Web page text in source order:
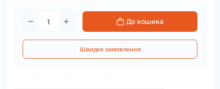
До кошика
Швидке замовлення